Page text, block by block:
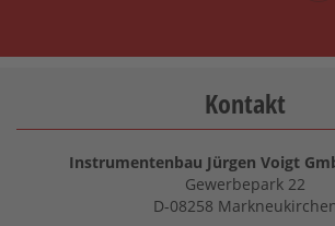
Kontakt
Instrumentenbau Jürgen Voigt
Gewerbepark 22
D-08258